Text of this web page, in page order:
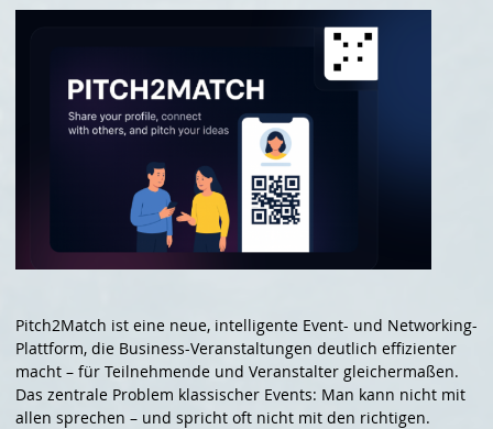
Pitch2Match ist eine neue, intelligente Event- und Networking-
Plattform, die Business-Veranstaltungen deutlich effizienter
macht – für Teilnehmende und Veranstalter gleichermaßen.
Das zentrale Problem klassischer Events: Man kann nicht mit
allen sprechen – und spricht oft nicht mit den richtigen.